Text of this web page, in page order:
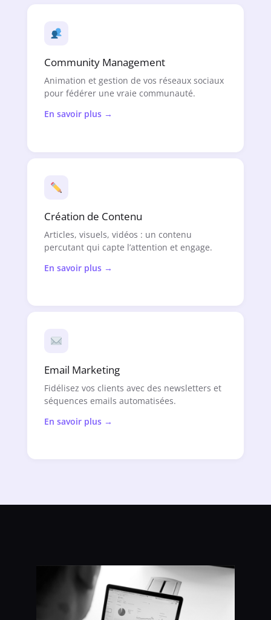
Community Management
Animation et gestion de vos réseaux sociaux
pour fédérer une vraie communauté.
En savoir plus →
Création de Contenu
Articles, visuels, vidéos : un contenu
percutant qui capte l’attention et engage.
En savoir plus →
Email Marketing
Fidélisez vos clients avec des newsletters et
séquences emails automatisées.
En savoir plus →